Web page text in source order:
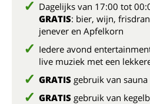
Dagelijks van 17:00 tot
GRATIS: bier, wijn,
jenever en Apfelkorn
Iedere avond
live muziek met een
GRATIS gebruik van sauna
GRATIS gebruik van